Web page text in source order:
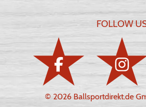
FOLLOW
© 2026 Ballsportdirekt.de